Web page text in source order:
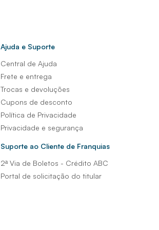
Ajuda e Suporte
Central de Ajuda
Frete e entrega
Trocas e devoluções
Cupons de desconto
Política de Privacidade
Privacidade e segurança
Suporte ao Cliente de Franquias
2ª Via de Boletos - Crédito ABC
Portal de solicitação do titular